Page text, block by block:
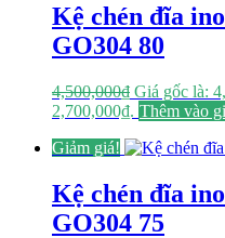
Kệ chén đĩa
GO304 80
4,500,000₫ Giá gốc là:
2,700,000₫. Thêm vào
Giảm giá!
Kệ chén đĩa
GO304 75